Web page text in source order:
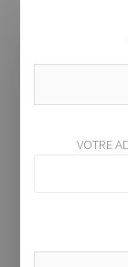
VOTRE